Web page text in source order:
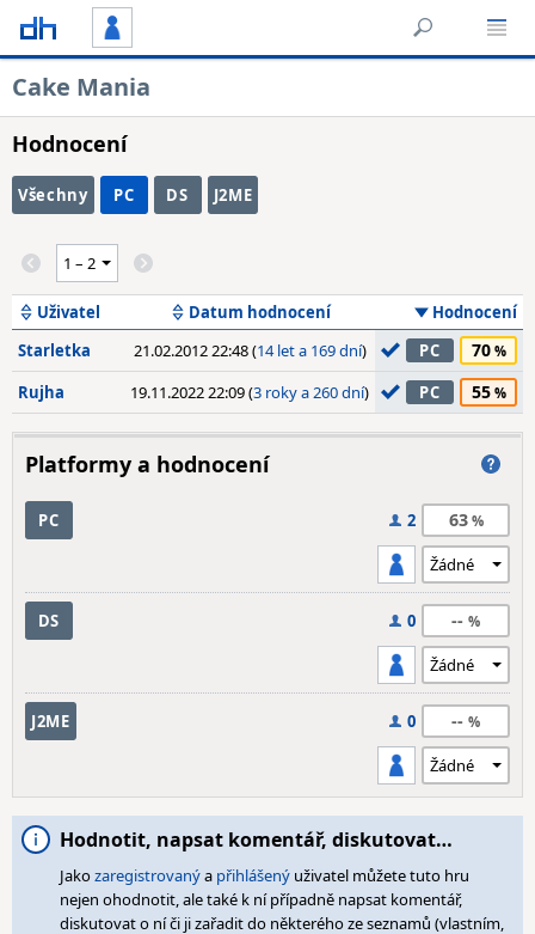
Cake Mania
Hodnocení
Všechny PC DS J2ME
Uživatel Datum hodnocení
Hodnocení
Starletka
21.02.2012 22:48 (14 let a 169 dní) PC 70
Rujha 19.11.2022 22:09 (3 roky a 260 dní) PC 55
Platformy a hodnocení
PC 2 63
DS 0 --
J2ME 0 --
Hodnotit, napsat komentář, diskutovat…
Jakozaregistrovanýa přihlášený uživatel můžete tuto hru
nejen ohodnotit, ale také k ní případně napsat komentář,
diskutovat o ní či ji zařadit do některého ze seznamů (vlastním,